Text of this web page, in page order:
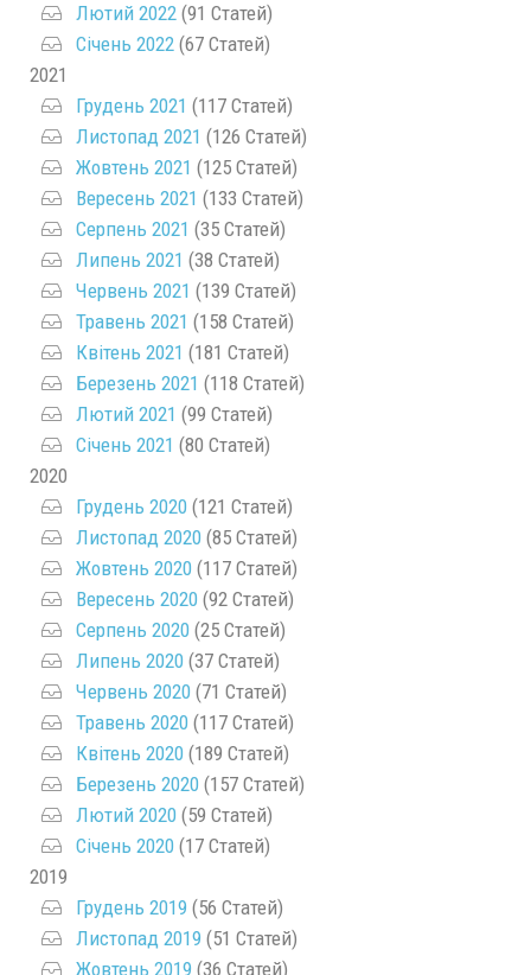
Лютий 2022 (91 Статей)
Січень 2022 (67 Статей)
2021
Грудень 2021 (117 Статей)
Листопад 2021 (126 Статей)
Жовтень 2021 (125 Статей)
Вересень 2021 (133 Статей)
Серпень 2021 (35 Статей)
Липень 2021 (38 Статей)
Червень 2021 (139 Статей)
Травень 2021 (158 Статей)
Квітень 2021 (181 Статей)
Березень 2021 (118 Статей)
Лютий 2021 (99 Статей)
Січень 2021 (80 Статей)
2020
Грудень 2020 (121 Статей)
Листопад 2020 (85 Статей)
Жовтень 2020 (117 Статей)
Вересень 2020 (92 Статей)
Серпень 2020 (25 Статей)
Липень 2020 (37 Статей)
Червень 2020 (71 Статей)
Травень 2020 (117 Статей)
Квітень 2020 (189 Статей)
Березень 2020 (157 Статей)
Лютий 2020 (59 Статей)
Січень 2020 (17 Статей)
2019
Грудень 2019 (56 Статей)
Листопад 2019 (51 Статей)
Жовтень 2019 (36 Статей)